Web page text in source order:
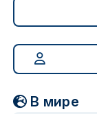
В мире